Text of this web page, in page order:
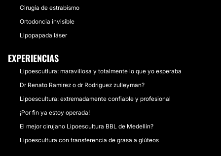
Cirugía de estrabismo
Ortodoncia invisible
Lipopapada láser
EXPERIENCIAS
Lipoescutlura: maravillosa y totalmente lo que yo esperaba
Dr Renato Ramirez o dr Rodriguez zulleyman?
Lipoescultura: extremadamente confiable y profesional
¡Por fin ya estoy operada!
El mejor cirujano Lipoescultura BBL de Medellín?
Lipoescultura con transferencia de grasa a glúteos